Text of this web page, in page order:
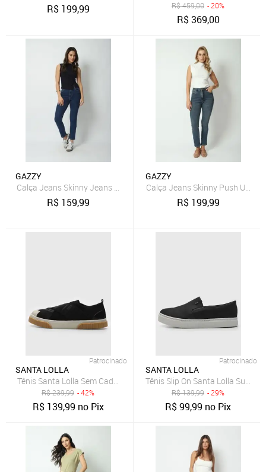
R$ 199,99 R$459,00 - 20%
R$369,00
GAZZY
Calça Jeans Skinny Jeans Médio 38 Gazzy
R$ 159,99
GAZZY
Calça Jeans Skinny Push Up 36
R$ 199,99
Patrocinado
SANTA LOLLA
Tênis Santa Lolla Sem Cadarço Preto
R$239,99 - 42%
R$ 139,99 no Pix
Patrocinado
SANTA LOLLA
Tênis Slip On Santa Lolla Suede
R$139,99 - 29%
R$99,99 no Pix